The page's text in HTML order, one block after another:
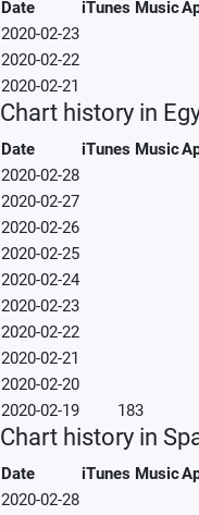
Date iTunes Music
2020-02-23
2020-02-22
2020-02-21
Chart history in
Date iTunes Music
2020-02-28
2020-02-27
2020-02-26
2020-02-25
2020-02-24
2020-02-23
2020-02-22
2020-02-21
2020-02-20
2020-02-19
183
Chart history in
Date iTunes Music
2020-02-28